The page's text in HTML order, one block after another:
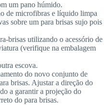
um pano húmido.
de microfibras e líquido limpa
sobre um para brisas sujo pois
brisas utilizando o acessório de
(verifique na embalagem
escova.
do novo conjunto de
brisas. Ajustar a direção do
a garantir a projeção do
do para brisas.